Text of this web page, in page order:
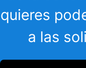
quieres
a las